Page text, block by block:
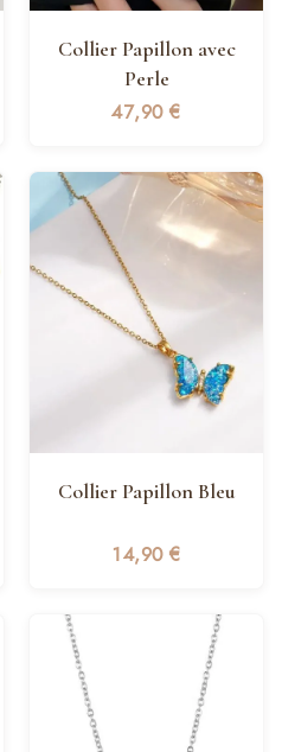
Collier Papillon avec
Perle
47,90€
Collier Papillon Bleu
14,90€